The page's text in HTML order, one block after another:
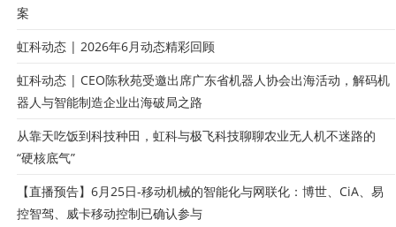
案
虹科动态 | 2026年6月动态精彩回顾
虹科动态 | CEO陈秋苑受邀出席广东省机器人协会出海活动，解码机
器人与智能制造企业出海破局之路
从靠天吃饭到科技种田，虹科与极飞科技聊聊农业无人机不迷路的
“硬核底气”
【直播预告】6月25日-移动机械的智能化与网联化：博世、CiA、易
控智驾、威卡移动控制已确认参与